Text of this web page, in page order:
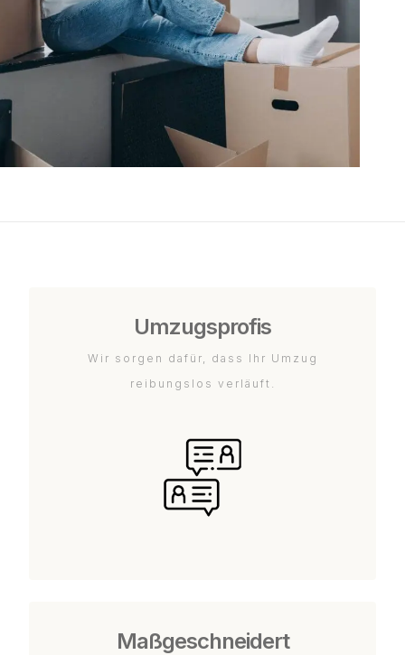
Umzugsprofis
Wir sorgen dafür, dass Ihr Umzug
reibungslos verläuft.
Maßgeschneidert